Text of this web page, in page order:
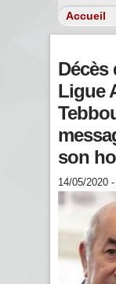
Décès
Ligue
son
14/05/2020